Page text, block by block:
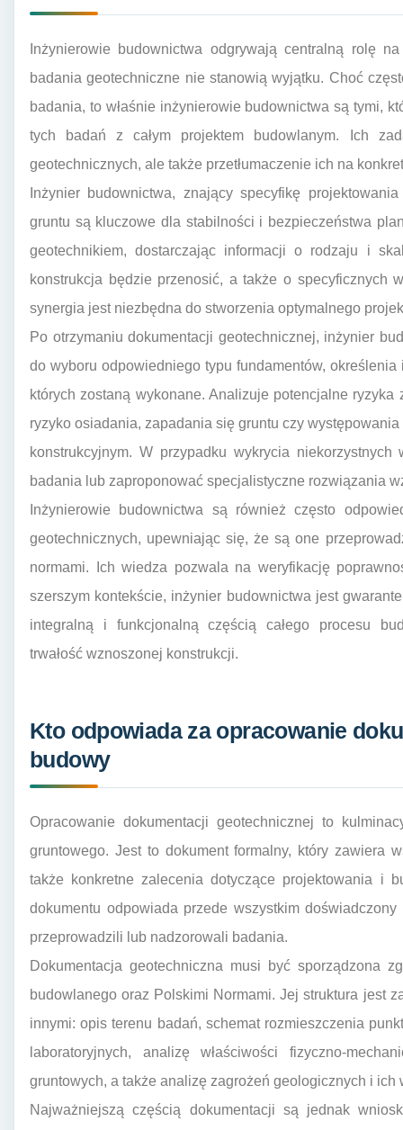
Inżynierowie budownictwa odgrywają centralną rolę
badania geotechniczne nie stanowią wyjątku. Choć
badania, to właśnie inżynierowie budownictwa są tymi,
tych badań z całym projektem budowlanym. Ich
geotechnicznych, ale także przetłumaczenie ich na
Inżynier budownictwa, znający specyfikę
gruntu są kluczowe dla stabilności i bezpieczeństwa
geotechnikiem, dostarczając informacji o rodzaju i
konstrukcja będzie przenosić, a także o specyficznych
synergia jest niezbędna do stworzenia optymalnego
Po otrzymaniu dokumentacji geotechnicznej, inżynier
do wyboru odpowiedniego typu fundamentów, określenia
których zostaną wykonane. Analizuje potencjalne
ryzyko osiadania, zapadania się gruntu czy
konstrukcyjnym. W przypadku wykrycia
badania lub zaproponować specjalistyczne rozwiązania
Inżynierowie budownictwa są również często
geotechnicznych, upewniając się, że są one
normami. Ich wiedza pozwala na weryfikację
szerszym kontekście, inżynier budownictwa jest
integralną i funkcjonalną częścią całego procesu
trwałość wznoszonej konstrukcji.
Kto odpowiada za opracowanie
budowy
Opracowanie dokumentacji geotechnicznej to
gruntowego. Jest to dokument formalny, który zawiera
także konkretne zalecenia dotyczące projektowania i
dokumentu odpowiada przede wszystkim
przeprowadzili lub nadzorowali badania.
Dokumentacja geotechniczna musi być sporządzona
budowlanego oraz Polskimi Normami. Jej struktura jest
innymi: opis terenu badań, schemat rozmieszczenia
laboratoryjnych, analizę właściwości fizyczno-
gruntowych, a także analizę zagrożeń geologicznych i ich
Najważniejszą częścią dokumentacji są jednak